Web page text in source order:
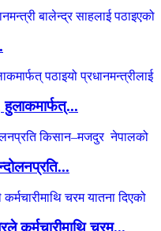
कर्मचारीमाथि चरम...